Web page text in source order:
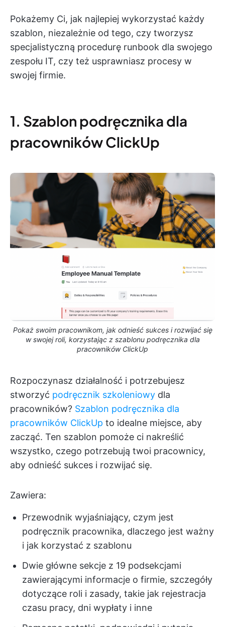
Pokażemy Ci, jak najlepiej wykorzystać każdy
szablon, niezależnie od tego, czy tworzysz
specjalistyczną procedurę runbook dla swojego
zespołu IT, czy też usprawniasz procesy w
swojej firmie.
1. Szablon podręcznika dla
pracowników ClickUp
Pokaż swoim pracownikom, jak odnieść sukces i rozwijać się
w swojej roli, korzystając z szablonu podręcznika dla
pracowników ClickUp
Rozpoczynasz działalność i potrzebujesz
stworzyć podręcznik szkoleniowy dla
pracowników? Szablon podręcznika dla
pracowników ClickUp to idealne miejsce, aby
zacząć. Ten szablon pomoże ci nakreślić
wszystko, czego potrzebują twoi pracownicy,
aby odnieść sukces i rozwijać się.
Zawiera:
Przewodnik wyjaśniający, czym jest
podręcznik pracownika, dlaczego jest ważny
i jak korzystać z szablonu
Dwie główne sekcje z 19 podsekcjami
zawierającymi informacje o firmie, szczegóły
dotyczące roli i zasady, takie jak rejestracja
czasu pracy, dni wypłaty i inne